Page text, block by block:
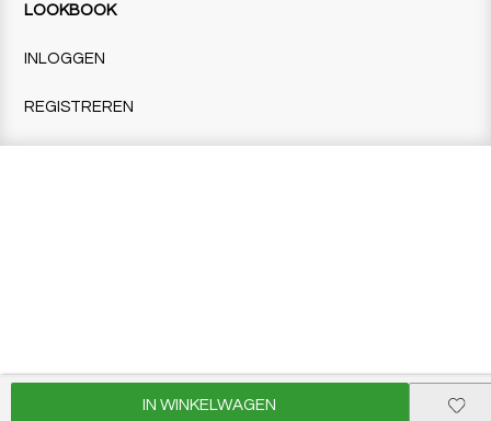
IN WINKELWAGEN
LOOKBOOK
INLOGGEN
REGISTREREN